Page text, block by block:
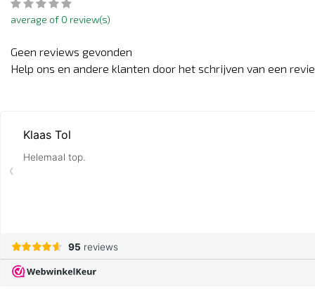
average of 0 review(s)
Geen reviews gevonden
Help ons en andere klanten door het schrijven van een